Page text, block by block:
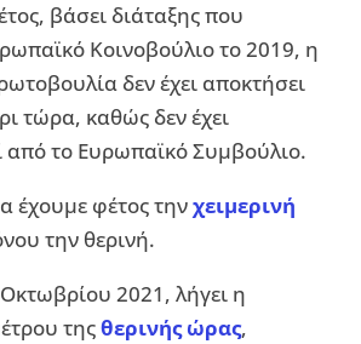
βάσει διάταξης που
Κοινοβούλιο το 2019, η
δεν έχει αποκτήσει
τώρα, καθώς δεν έχει
από το Ευρωπαϊκό Συμβούλιο.
έχουμε φέτος τηνχειμερινή
την θερινή.
2021, λήγει η
τηςθερινής ώρας,